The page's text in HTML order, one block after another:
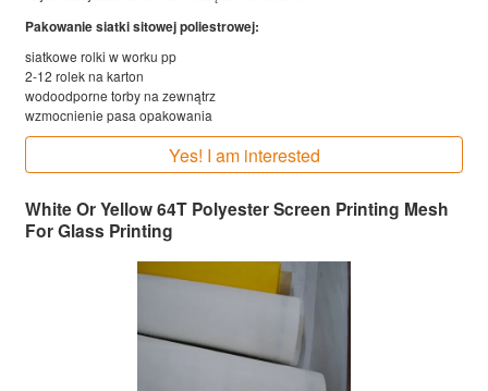
Pakowanie siatki sitowej poliestrowej:
siatkowe rolki w worku pp
2-12 rolek na karton
wodoodporne torby na zewnątrz
wzmocnienie pasa opakowania
Yes! I am interested
White Or Yellow 64T Polyester Screen Printing Mesh
For Glass Printing